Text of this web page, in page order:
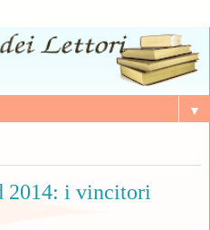
▼
2014: i vincitori